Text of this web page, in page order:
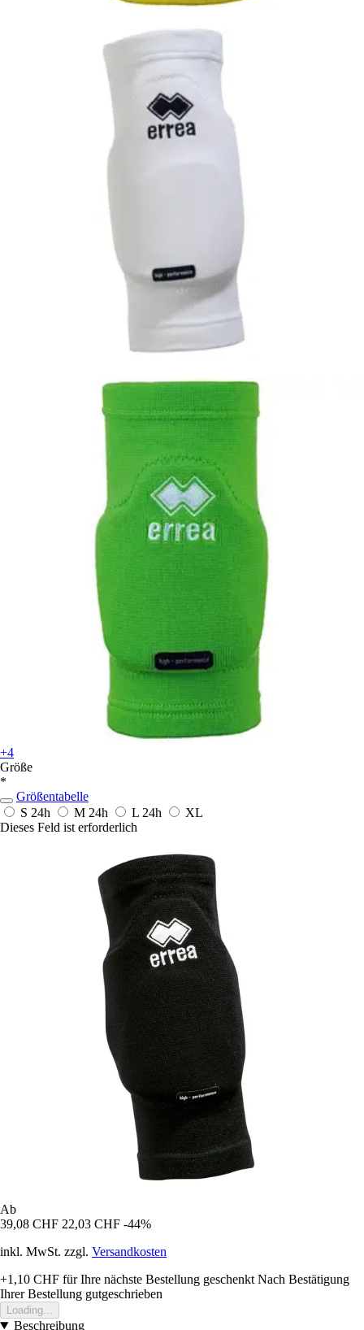
+4
Größe
*
Größentabelle
S 24h M 24h L 24h
XL
Dieses Feld ist erforderlich
Ab
39,08 CHF 22,03 CHF -44%
inkl. MwSt. zzgl. Versandkosten
+1,10 CHF für Ihre nächste Bestellung geschenkt Nach Bestätigung
Ihrer Bestellung gutgeschrieben
Loading...
Beschreibung